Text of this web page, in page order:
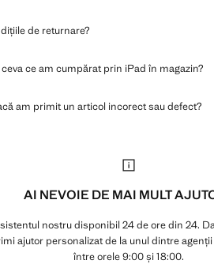
de returnare?
ce am cumpărat prin iPad în magazin?
am primit un articol incorect sau defect?
AI NEVOIE DE MAI MULT
nostru disponibil 24 de ore din 24.
ajutor personalizat de la unul dintre
între orele 9:00 și 18:00.